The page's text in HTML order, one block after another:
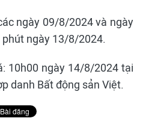
ngày 09/8/2024 và ngày
ngày 13/8/2024.
10h00 ngày 14/8/2024 tại
danh Bất động sản Việt.